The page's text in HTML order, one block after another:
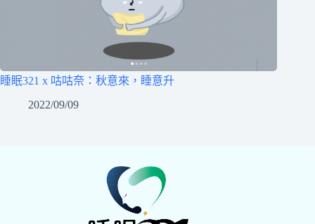
睡眠321 x 咕咕奈：秋意來，睡意升
2022/09/09